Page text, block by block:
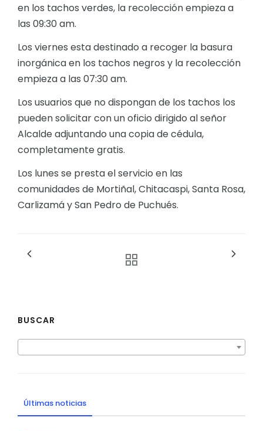
en los tachos verdes, la recolección empieza a
las 09:30 am.
Los viernes esta destinado a recoger la basura
inorgánica en los tachos negros y la recolección
empieza a las 07:30 am.
Los usuarios que no dispongan de los tachos los
pueden solicitar con un oficio dirigido al señor
Alcalde adjuntando una copia de cédula,
completamente gratis.
Los lunes se presta el servicio en las
comunidades de Mortiñal, Chitacaspi, Santa Rosa,
Carlizamá y San Pedro de Puchués.
BUSCAR
Últimas noticias